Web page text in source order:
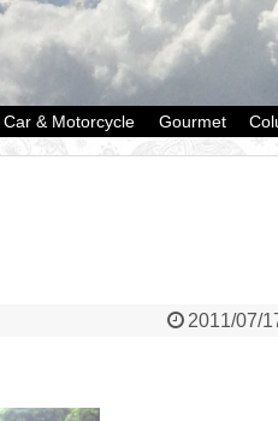
Car & Motorcycle Gourmet
2011/07/